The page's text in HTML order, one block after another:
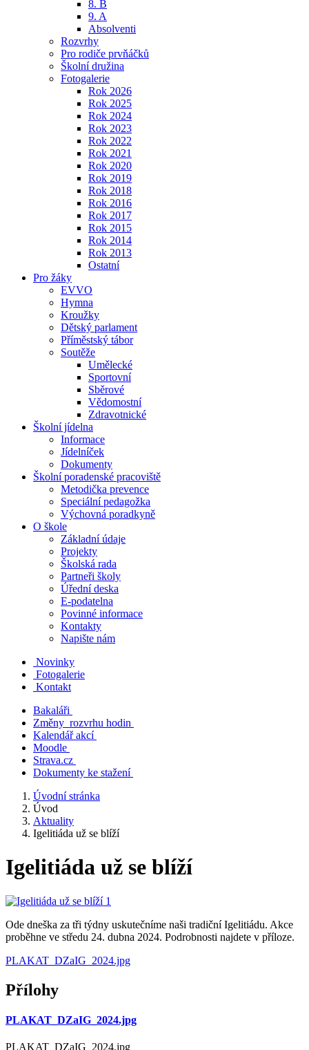
8. B
9. A
Absolventi
Rozvrhy
Pro rodiče prvňáčků
Školní družina
Fotogalerie
Rok 2026
Rok 2025
Rok 2024
Rok 2023
Rok 2022
Rok 2021
Rok 2020
Rok 2019
Rok 2018
Rok 2016
Rok 2017
Rok 2015
Rok 2014
Rok 2013
Ostatní
Pro žáky
EVVO
Hymna
Kroužky
Dětský parlament
Příměstský tábor
Soutěže
Umělecké
Sportovní
Sběrové
Vědomostní
Zdravotnické
Školní jídelna
Informace
Jídelníček
Dokumenty
Školní poradenské pracoviště
Metodička prevence
Speciální pedagožka
Výchovná poradkyně
O škole
Základní údaje
Projekty
Školská rada
Partneři školy
Úřední deska
E-podatelna
Povinné informace
Kontakty
Napište nám
Novinky
Fotogalerie
Kontakt
Bakaláři
Změny rozvrhu hodin
Kalendář akcí
Moodle
Strava.cz
Dokumenty ke stažení
Úvodní stránka
Úvod
Aktuality
Igelitiáda už se blíží
Igelitiáda už se blíží
Ode dneška za tři týdny uskutečníme naši tradiční Igelitiádu. Akce
proběhne ve středu 24. dubna 2024. Podrobnosti najdete v příloze.
PLAKAT_DZaIG_2024.jpg
Přílohy
PLAKAT_DZaIG_2024.jpg
PLAKAT_DZaIG_2024.jpg